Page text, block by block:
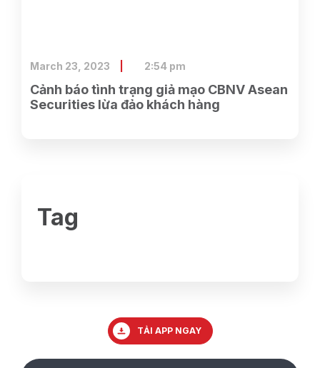
Cảnh báo tình trạng giả mạo CBNV Asean
Securities lừa đảo khách hàng
March 23, 2023 2:54 pm
Tag
TẢI APP NGAY